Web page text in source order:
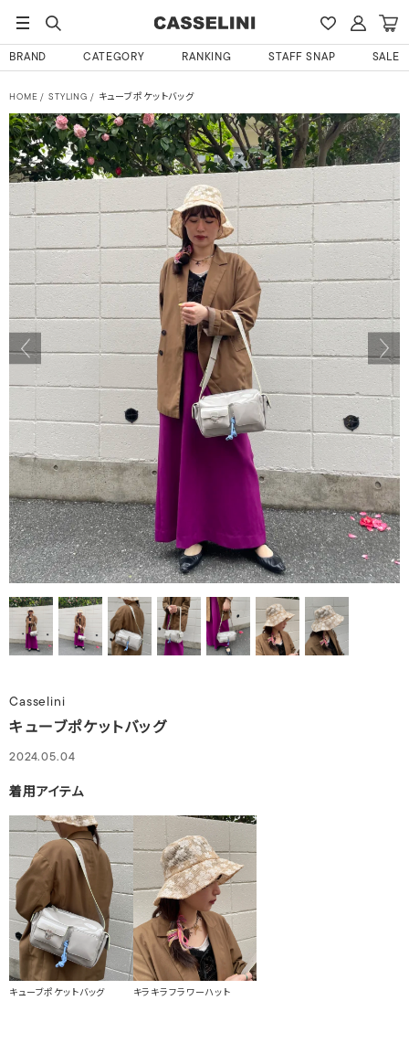
BRAND CATEGORY RANKING STAFF SNAP SALE
HOME STYLING キューブポケットバッグ
Casselini
キューブポケットバッグ
2024.05.04
着用アイテム
キューブポケットバッグ キラキラフラワーハット